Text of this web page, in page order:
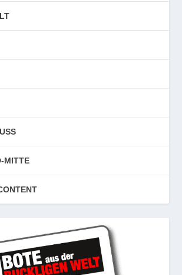
MITTE